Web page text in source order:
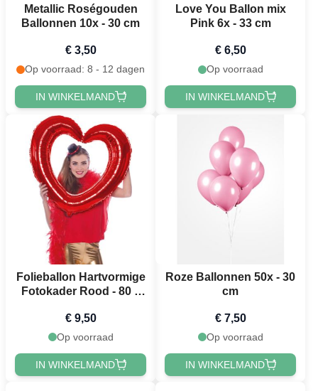
Metallic Roségouden
Ballonnen 10x - 30 cm
€ 3,50
Op voorraad: 8 - 12 dagen
IN WINKELMAND
Love You Ballon mix
Pink 6x - 33 cm
€ 6,50
Op voorraad
IN WINKELMAND
Folieballon Hartvormige
Fotokader Rood - 80 x
€ 9,50
Op voorraad
IN WINKELMAND
Roze Ballonnen 50x - 30
cm
€ 7,50
Op voorraad
IN WINKELMAND